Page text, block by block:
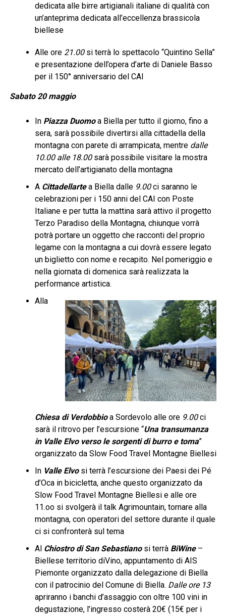
dedicata alle birre artigianali italiane di qualità con
un’anteprima dedicata all’eccellenza brassicola
biellese
Alle ore21.00si terrà lo spettacolo “Quintino Sella”
e presentazione dell’opera d’arte di Daniele Basso
per il 150° anniversario del CAI
Sabato 20 maggio
In Piazza Duomoa Biella per tutto il giorno, fino a
sera, sarà possibile divertirsi alla cittadella della
montagna con parete di arrampicata, mentre dalle
10.00 alle 18.00sarà possibile visitare la mostra
mercato dell’artigianato della montagna
A Cittadellartea Biella dalle 9.00ci saranno le
celebrazioni per i 150 anni del CAI con Poste
Italiane e per tutta la mattina sarà attivo il progetto
Terzo Paradiso della Montagna, chiunque vorrà
potrà portare un oggetto che racconti del proprio
legame con la montagna a cui dovrà essere legato
un biglietto con nome e recapito. Nel pomeriggio e
nella giornata di domenica sarà realizzata la
performance artistica.
Alla
Chiesa di Verdobbioa Sordevolo alle ore 9.00ci
sarà il ritrovo per l’escursione “Una transumanza
in Valle Elvo verso le sorgenti di burro e toma”
organizzato da Slow Food Travel Montagne Biellesi
In Valle Elvosi terrà l’escursione dei Paesi dei Pé
d’Oca in bicicletta, anche questo organizzato da
Slow Food Travel Montagne Biellesi e alle ore
11.oo si svolgerà il talk Agrimountain, tornare alla
montagna, con operatori del settore durante il quale
ci si confronterà sul tema
Al Chiostro di San Sebastianosi terrà BiWine–
Biellese territorio diVino, appuntamento di AIS
Piemonte organizzato dalla delegazione di Biella
con il patrocinio del Comune di Biella. Dalle ore 13
apriranno i banchi d’assaggio con oltre 100 vini in
degustazione, l’ingresso costerà 20€ (15€ per i